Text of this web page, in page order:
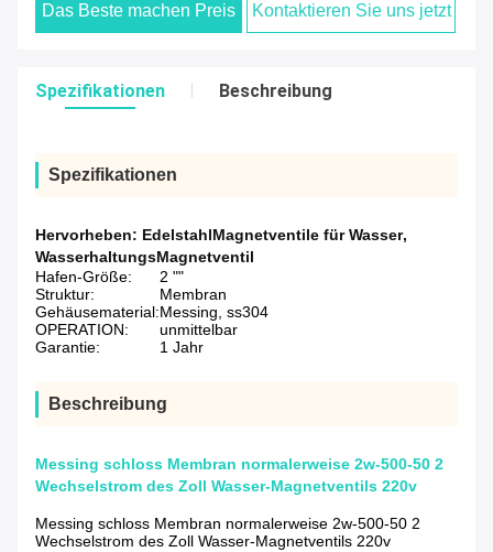
Das Beste machen Preis Kontaktieren Sie uns jetzt
Spezifikationen Beschreibung
Spezifikationen
Hervorheben: EdelstahlMagnetventile für Wasser,
WasserhaltungsMagnetventil
Hafen-Größe:
2 ""
Struktur:
Membran
Gehäusematerial:Messing, ss304
OPERATION:
unmittelbar
Garantie:
1 Jahr
Beschreibung
Messing schloss Membran normalerweise 2w-500-50 2
Wechselstrom des Zoll Wasser-Magnetventils 220v
Messing schloss Membran normalerweise 2w-500-50 2
Wechselstrom des Zoll Wasser-Magnetventils 220v